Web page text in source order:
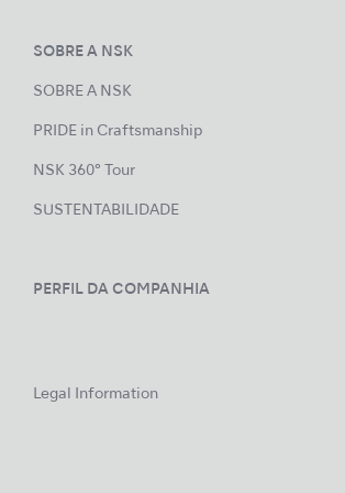
SOBRE A NSK
SOBRE A NSK
PRIDE in Craftsmanship
NSK 360° Tour
SUSTENTABILIDADE
PERFIL DA COMPANHIA
Legal Information